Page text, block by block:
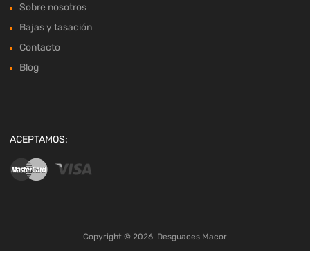
Sobre nosotros
Bajas y tasación
Contacto
Blog
ACEPTAMOS:
Copyright © 2026 Desguaces Macor